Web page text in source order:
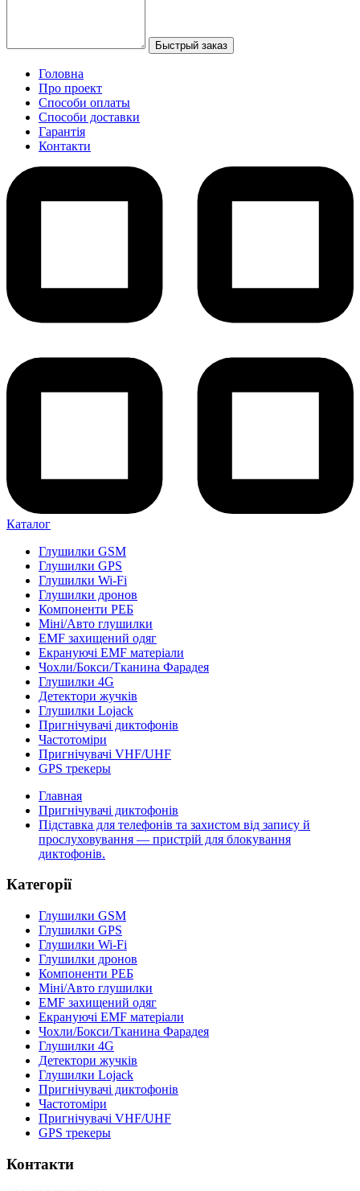
Быстрый заказ
Головна
Про проект
Способи оплаты
Способи доставки
Гарантiя
Контакти
Каталог
Глушилки GSM
Глушилки GPS
Глушилки Wi-Fi
Глушилки дронов
Компоненти РЕБ
Міні/Авто глушилки
EMF захищений одяг
Екрануючі EMF матеріали
Чохли/Бокси/Тканина Фарадея
Глушилки 4G
Детектори жучків
Глушилки Lojack
Пригнічувачі диктофонів
Частотоміри
Пригнічувачі VHF/UHF
GPS трекеры
Главная
Пригнічувачі диктофонів
Підставка для телефонів та захистом від запису й
прослуховування — пристрій для блокування
диктофонів.
Категорії
Глушилки GSM
Глушилки GPS
Глушилки Wi-Fi
Глушилки дронов
Компоненти РЕБ
Міні/Авто глушилки
EMF захищений одяг
Екрануючі EMF матеріали
Чохли/Бокси/Тканина Фарадея
Глушилки 4G
Детектори жучків
Глушилки Lojack
Пригнічувачі диктофонів
Частотоміри
Пригнічувачі VHF/UHF
GPS трекеры
Контакти